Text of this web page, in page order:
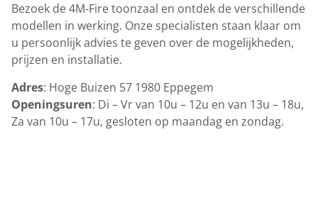
Bezoek de 4M-Fire toonzaal en ontdek de verschillende
modellen in werking. Onze specialisten staan klaar om
u persoonlijk advies te geven over de mogelijkheden,
prijzen en installatie.
Adres: Hoge Buizen 57 1980 Eppegem
Openingsuren: Di – Vr van 10u – 12u en van 13u – 18u,
Za van 10u – 17u, gesloten op maandag en zondag.